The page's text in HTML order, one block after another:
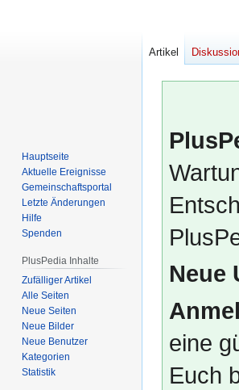
Neue
eine
Euch
Artikel
Hauptseite
Aktuelle Ereignisse
Gemeinschafts­portal
Letzte Änderungen
Hilfe
Spenden
PlusPedia Inhalte
Zufälliger Artikel
Alle Seiten
Neue Seiten
Neue Bilder
Neue Benutzer
Kategorien
Statistik